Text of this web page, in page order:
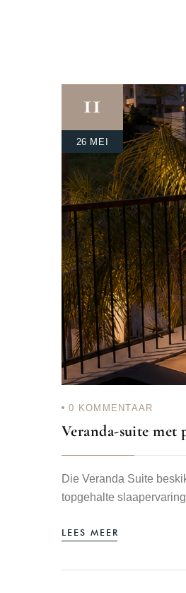
11
26 MEI
0 KOMMENTAAR
Veranda-suite met
Die Veranda Suite
topgehalte
LEES MEER